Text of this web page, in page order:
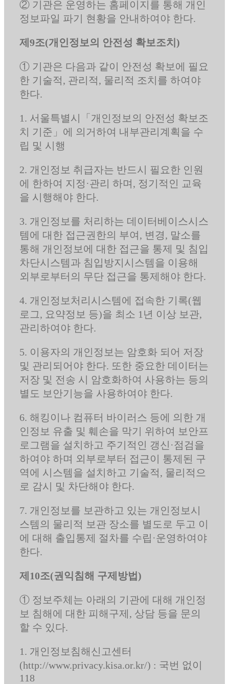
② 기관은 운영하는 홈페이지를 통해 개인
정보파일 파기 현황을 안내하여야 한다.
제9조(개인정보의 안전성 확보조치)
① 기관은 다음과 같이 안전성 확보에 필요
한 기술적, 관리적, 물리적 조치를 하여야
한다.
1. 서울특별시「개인정보의 안전성 확보조
치 기준」에 의거하여 내부관리계획을 수
립 및 시행
2. 개인정보 취급자는 반드시 필요한 인원
에 한하여 지정·관리 하며, 정기적인 교육
을 시행해야 한다.
3. 개인정보를 처리하는 데이터베이스시스
템에 대한 접근권한의 부여, 변경, 말소를
통해 개인정보에 대한 접근을 통제 및 침입
차단시스템과 침입방지시스템을 이용해
외부로부터의 무단 접근을 통제해야 한다.
4. 개인정보처리시스템에 접속한 기록(웹
로그, 요약정보 등)을 최소 1년 이상 보관,
관리하여야 한다.
5. 이용자의 개인정보는 암호화 되어 저장
및 관리되어야 한다. 또한 중요한 데이터는
저장 및 전송 시 암호화하여 사용하는 등의
별도 보안기능을 사용하여야 한다.
6. 해킹이나 컴퓨터 바이러스 등에 의한 개
인정보 유출 및 훼손을 막기 위하여 보안프
로그램을 설치하고 주기적인 갱신·점검을
하여야 하며 외부로부터 접근이 통제된 구
역에 시스템을 설치하고 기술적, 물리적으
로 감시 및 차단해야 한다.
7. 개인정보를 보관하고 있는 개인정보시
스템의 물리적 보관 장소를 별도로 두고 이
에 대해 출입통제 절차를 수립·운영하여야
한다.
제10조(권익침해 구제방법)
① 정보주체는 아래의 기관에 대해 개인정
보 침해에 대한 피해구제, 상담 등을 문의
할 수 있다.
1. 개인정보침해신고센터
(http://www.privacy.kisa.or.kr/) : 국번 없이
118